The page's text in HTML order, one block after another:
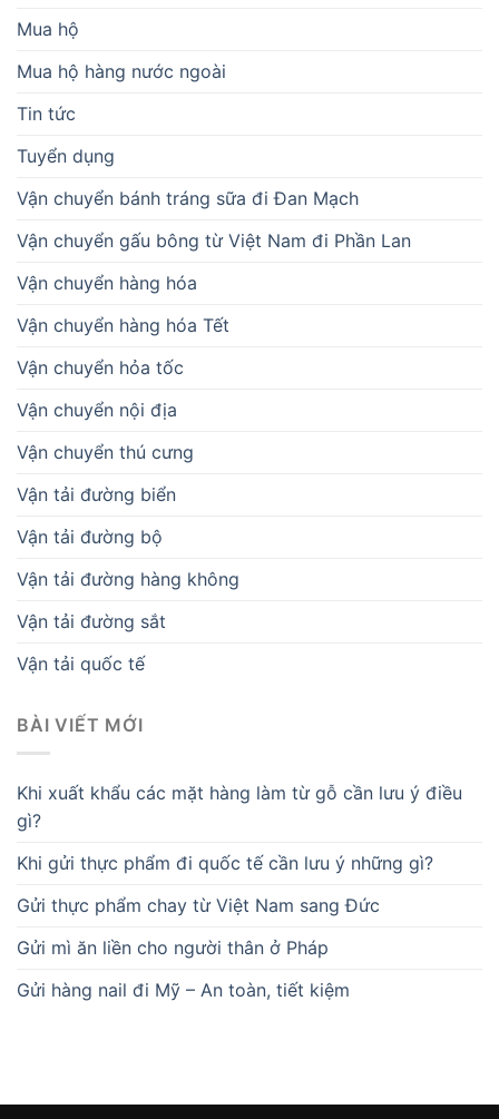
Mua hộ
Mua hộ hàng nước ngoài
Tin tức
Tuyển dụng
Vận chuyển bánh tráng sữa đi Đan Mạch
Vận chuyển gấu bông từ Việt Nam đi Phần Lan
Vận chuyển hàng hóa
Vận chuyển hàng hóa Tết
Vận chuyển hỏa tốc
Vận chuyển nội địa
Vận chuyển thú cưng
Vận tải đường biển
Vận tải đường bộ
Vận tải đường hàng không
Vận tải đường sắt
Vận tải quốc tế
BÀI VIẾT MỚI
Khi xuất khẩu các mặt hàng làm từ gỗ cần lưu ý điều
gì?
Khi gửi thực phẩm đi quốc tế cần lưu ý những gì?
Gửi thực phẩm chay từ Việt Nam sang Đức
Gửi mì ăn liền cho người thân ở Pháp
Gửi hàng nail đi Mỹ – An toàn, tiết kiệm